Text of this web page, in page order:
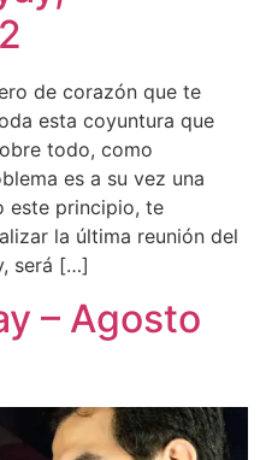
de corazón que te
esta coyuntura que
todo, como
es a su vez una
este principio, te
la última reunión del
será […]
– Agosto